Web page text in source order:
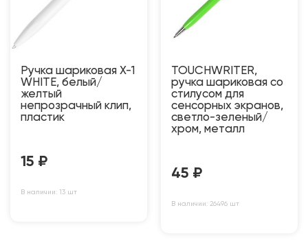
Ручка шариковая X-1
WHITE, белый/
желтый
непрозрачный клип,
пластик
15 ₽
В наличии: 13 шт
TOUCHWRITER,
ручка шариковая со
стилусом для
сенсорных экранов,
светло-зеленый/
хром, металл
45 ₽
В наличии: 26496 шт